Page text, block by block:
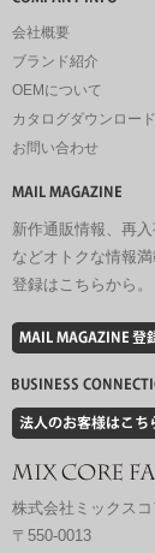
会社概要
ブランド紹介
OEMについて
カタログダウンロード
お問い合わせ
新作通販情報、再
などオトクな情報
登録はこちらから。
株式会社ミックス
〒550-0013